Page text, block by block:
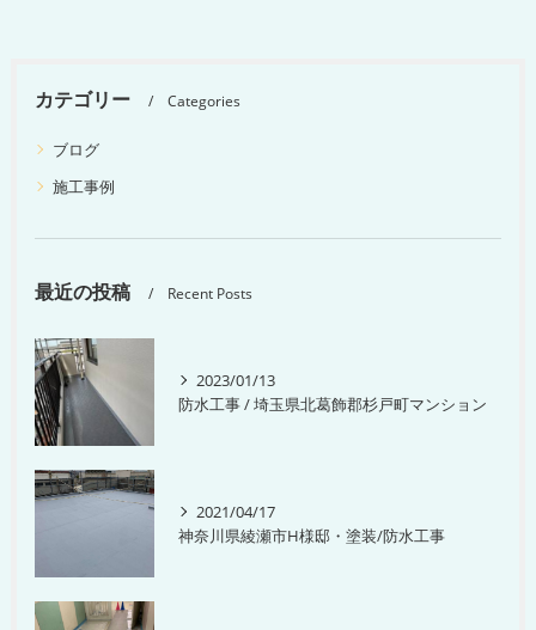
カテゴリー Categories
ブログ
施工事例
最近の投稿 Recent Posts
2023/01/13
防水工事 / 埼玉県北葛飾郡杉戸町マンション
2021/04/17
神奈川県綾瀬市H様邸・塗装/防水工事